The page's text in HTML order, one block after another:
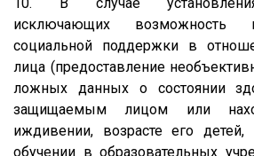
исключающих возможность
социальной поддержки в
лица (предоставление
ложных данных о состоянии
защищаемым лицом или
иждивении, возрасте его
обучении в образовательных